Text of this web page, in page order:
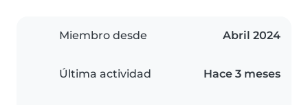
Miembro desde Abril 2024
Última actividad Hace 3 meses